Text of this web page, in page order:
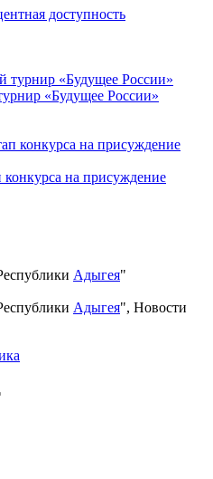
доступность
«Будущее России»
на присуждение
Адыгея"
Адыгея", Новости